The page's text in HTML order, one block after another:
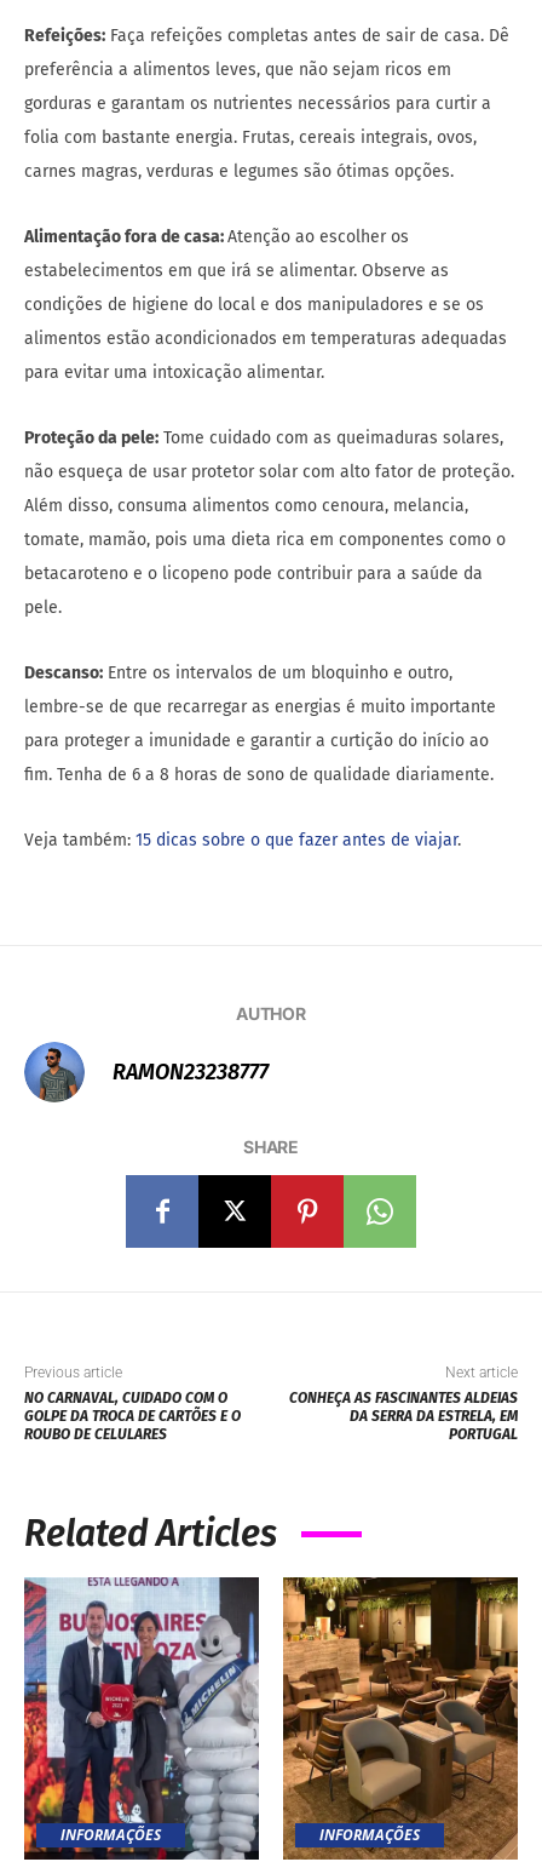
Refeições: Faça refeições completas antes de sair de casa. Dê
preferência a alimentos leves, que não sejam ricos em
gorduras e garantam os nutrientes necessários para curtir a
folia com bastante energia. Frutas, cereais integrais, ovos,
carnes magras, verduras e legumes são ótimas opções.
Alimentação fora de casa:Atenção ao escolher os
estabelecimentos em que irá se alimentar. Observe as
condições de higiene do local e dos manipuladores e se os
alimentos estão acondicionados em temperaturas adequadas
para evitar uma intoxicação alimentar.
Proteção da pele: Tome cuidado com as queimaduras solares,
não esqueça de usar protetor solar com alto fator de proteção.
Além disso, consuma alimentos como cenoura, melancia,
tomate, mamão, pois uma dieta rica em componentes como o
betacaroteno e o licopeno pode contribuir para a saúde da
pele.
Descanso: Entre os intervalos de um bloquinho e outro,
lembre-se de que recarregar as energias é muito importante
para proteger a imunidade e garantir a curtição do início ao
fim. Tenha de 6 a 8 horas de sono de qualidade diariamente.
Veja também: 15 dicas sobre o que fazer antes de viajar.
AUTHOR
RAMON23238777
SHARE
Previous article
NO CARNAVAL, CUIDADO COM O
GOLPE DA TROCA DE CARTÕES E O
ROUBO DE CELULARES
Next article
CONHEÇA AS FASCINANTES ALDEIAS
DA SERRA DA ESTRELA, EM
PORTUGAL
Related Articles
INFORMAÇÕES INFORMAÇÕES